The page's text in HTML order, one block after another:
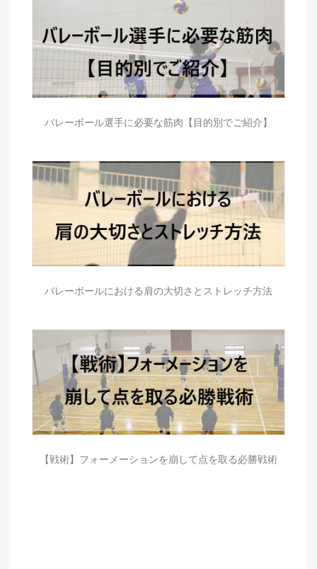
バレーボール選手に必要な筋肉【目的別でご紹介】
バレーボールにおける肩の大切さとストレッチ方法
【戦術】フォーメーションを崩して点を取る必勝戦術